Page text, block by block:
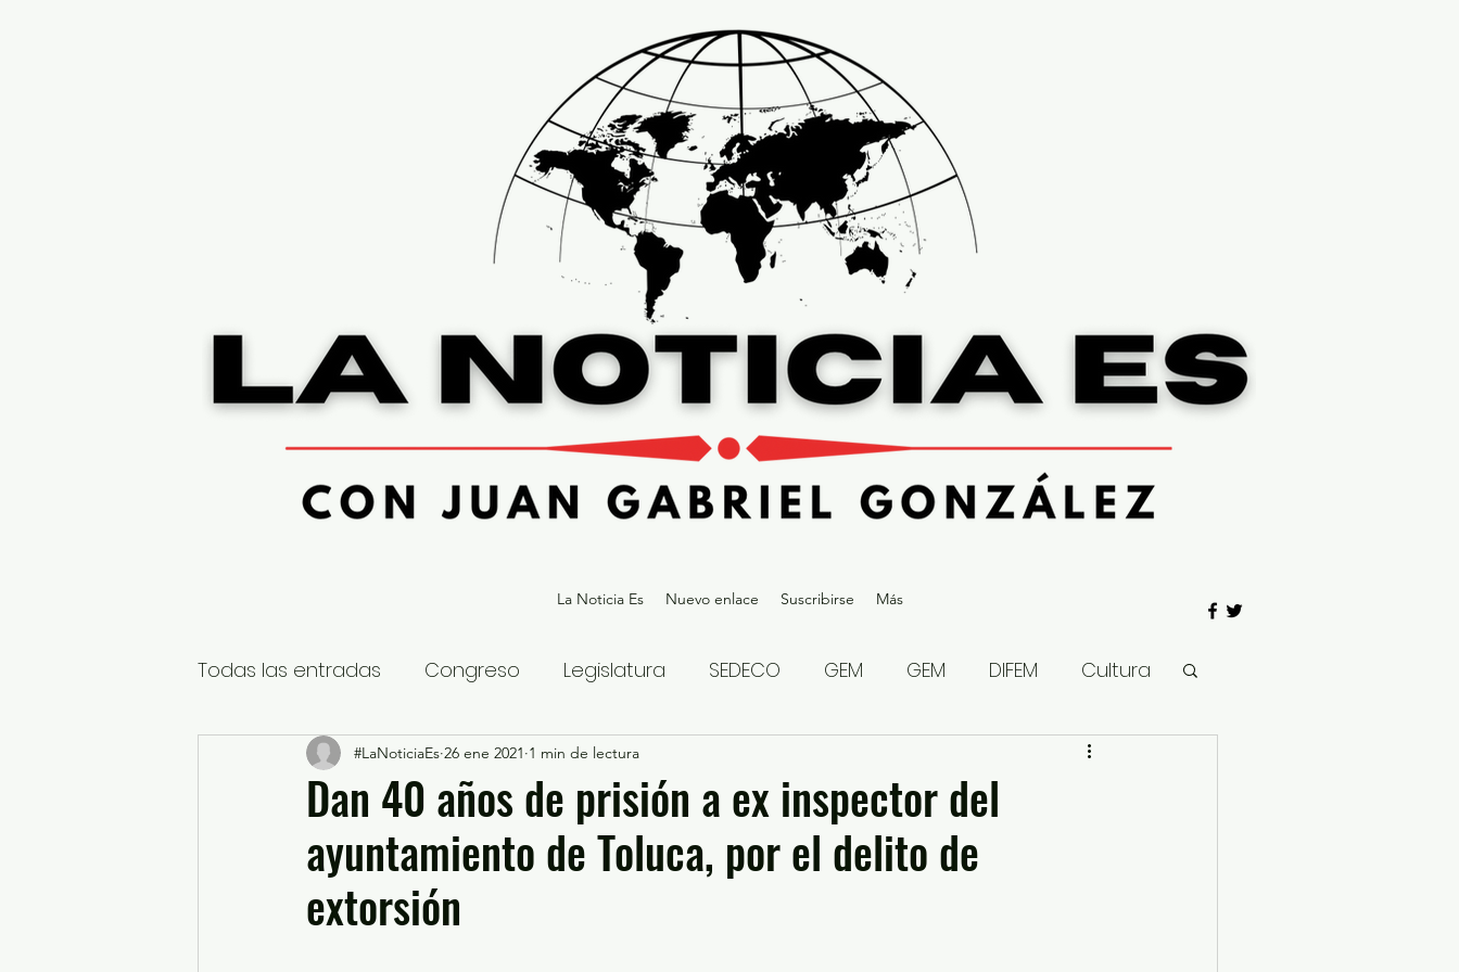
La Noticia Es Nuevo enlace Suscribirse Más
Todas las entradas Congreso Legislatura SEDECO GEM GEM DIFEM Cultura
Nacional Estatal Gubernatura Edoméx 2023
Educación y Cultura Seguridad y Justicia Denuncia Ciudadana
¿Qué pasa en tus municipios?
Dan 40 años de prisión a ex inspector del
ayuntamiento de Toluca, por el delito de
extorsión
#LaNoticiaEs 26 ene 2021 1 min de lectura